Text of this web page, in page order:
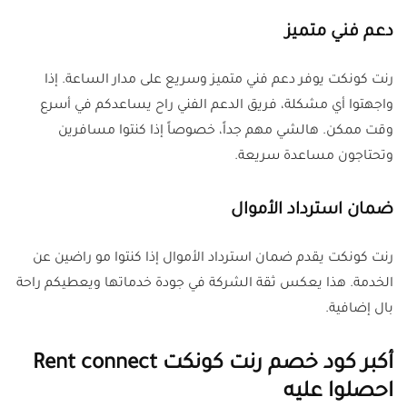
دعم فني متميز
رنت كونكت يوفر دعم فني متميز وسريع على مدار الساعة. إذا
واجهتوا أي مشكلة، فريق الدعم الفني راح يساعدكم في أسرع
وقت ممكن. هالشي مهم جداً، خصوصاً إذا كنتوا مسافرين
وتحتاجون مساعدة سريعة.
ضمان استرداد الأموال
رنت كونكت يقدم ضمان استرداد الأموال إذا كنتوا مو راضين عن
الخدمة. هذا يعكس ثقة الشركة في جودة خدماتها ويعطيكم راحة
بال إضافية.
أكبر كود خصم رنت كونكت Rent connect
احصلوا عليه